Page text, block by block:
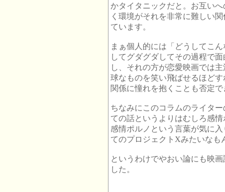
かタイタニックだと。お互い
く環境がそれを非常に難しい
ています。
まぁ個人的には「どうしてこ
してグダグダしてその過程で
し、それの方が恋愛映画では
球なものを笑い飛ばせるほど
関係に憧れを抱くことも否定
ちなみにこのコラムのライタ
ての話というよりはむしろ感
感情ポルノという言葉が気に
てのプロジェクトXみたいなも
というわけでやおい論にも映
した。